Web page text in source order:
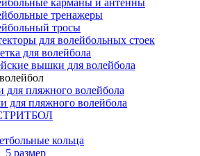
карманы и антенны
тренажеры
тросы
для волейбольных стоек
для волейбола
вышки для волейбола
для пляжного волейбола
для пляжного волейбола
кольца
5 размер